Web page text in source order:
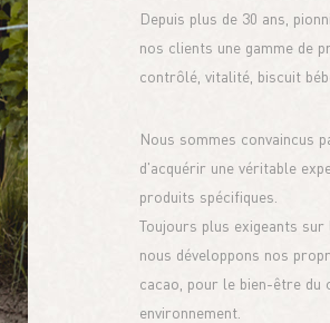
Depuis plus de 30 ans,
nos clients une gamme de
contrôlé, vitalité, biscuit
Nous sommes convaincus
d'acquérir une véritable
produits spécifiques.
Toujours plus exigeants
nous développons nos
cacao, pour le bien-être du
environnement.